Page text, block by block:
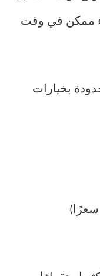
ممكن في وقت
بخيارات